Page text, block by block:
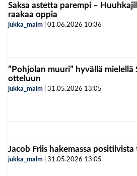
Saksa astetta parempi –
raakaa oppia
jukka_malm 01.06.2026 10:36
”Pohjolan muuri” hyvällä mielellä
otteluun
jukka_malm 31.05.2026 13:05
Jacob Friis hakemassa positiivista
jukka_malm 31.05.2026 13:05